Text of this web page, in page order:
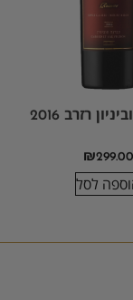
רזרב 2016
₪299.00
לסל